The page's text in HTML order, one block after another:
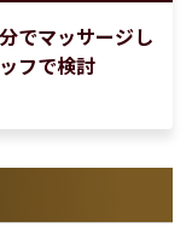
でマッサージし
フで検討